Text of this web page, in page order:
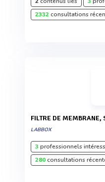
2332consultations
FILTRE DE MEMBRANE,
LABBOX
3 professionnels
280consultations